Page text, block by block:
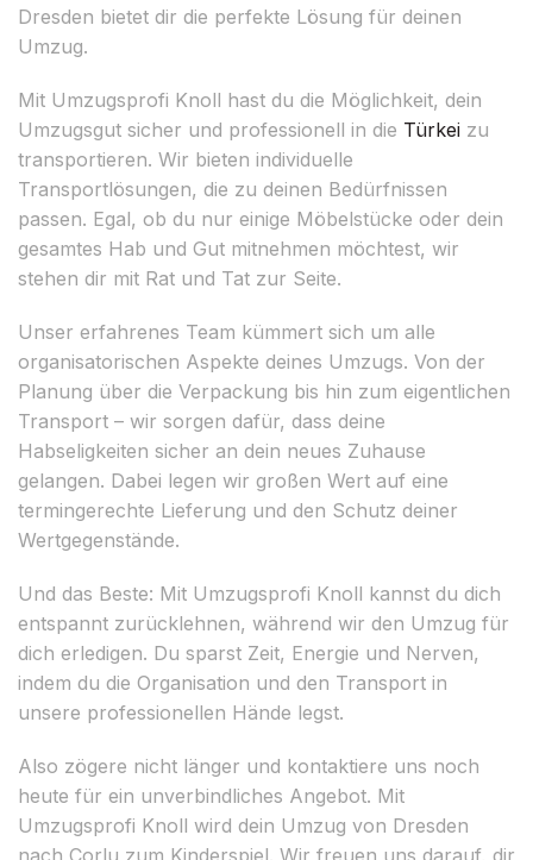
Dresden bietet dir die perfekte Lösung für deinen
Umzug.
Mit Umzugsprofi Knoll hast du die Möglichkeit, dein
Umzugsgut sicher und professionell in die Türkei zu
transportieren. Wir bieten individuelle
Transportlösungen, die zu deinen Bedürfnissen
passen. Egal, ob du nur einige Möbelstücke oder dein
gesamtes Hab und Gut mitnehmen möchtest, wir
stehen dir mit Rat und Tat zur Seite.
Unser erfahrenes Team kümmert sich um alle
organisatorischen Aspekte deines Umzugs. Von der
Planung über die Verpackung bis hin zum eigentlichen
Transport – wir sorgen dafür, dass deine
Habseligkeiten sicher an dein neues Zuhause
gelangen. Dabei legen wir großen Wert auf eine
termingerechte Lieferung und den Schutz deiner
Wertgegenstände.
Und das Beste: Mit Umzugsprofi Knoll kannst du dich
entspannt zurücklehnen, während wir den Umzug für
dich erledigen. Du sparst Zeit, Energie und Nerven,
indem du die Organisation und den Transport in
unsere professionellen Hände legst.
Also zögere nicht länger und kontaktiere uns noch
heute für ein unverbindliches Angebot. Mit
Umzugsprofi Knoll wird dein Umzug von Dresden
nach Corlu zum Kinderspiel. Wir freuen uns darauf, dir